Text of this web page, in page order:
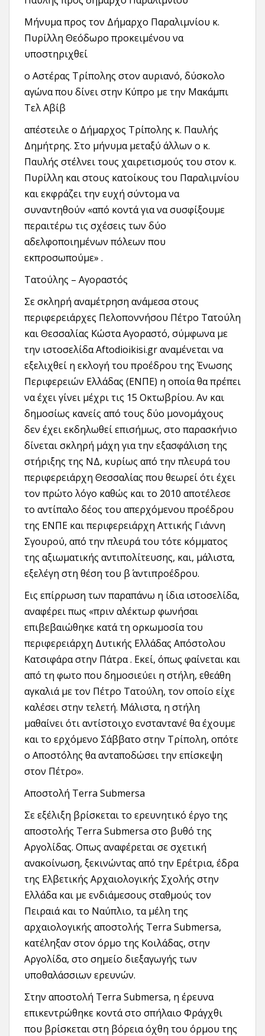
Μήνυμα προς τον Δήμαρχο Παραλιμνίου κ.
Πυρίλλη Θεόδωρο προκειμένου να
υποστηριχθεί
ο Αστέρας Τρίπολης στον αυριανό, δύσκολο
αγώνα που δίνει στην Κύπρο με την Μακάμπι
Τελ Αβίβ
απέστειλε ο Δήμαρχος Τρίπολης κ. Παυλής
Δημήτρης. Στο μήνυμα μεταξύ άλλων ο κ.
Παυλής στέλνει τους χαιρετισμούς του στον κ.
Πυρίλλη και στους κατοίκους του Παραλιμνίου
και εκφράζει την ευχή σύντομα να
συναντηθούν «από κοντά για να συσφίξουμε
περαιτέρω τις σχέσεις των δύο
αδελφοποιημένων πόλεων που
εκπροσωπούμε» .
Τατούλης – Αγοραστός
Σε σκληρή αναμέτρηση ανάμεσα στους
περιφερειάρχες Πελοποννήσου Πέτρο Τατούλη
και Θεσσαλίας Κώστα Αγοραστό, σύμφωνα με
την ιστοσελίδα Αftodioikisi.gr αναμένεται να
εξελιχθεί η εκλογή του προέδρου της Ένωσης
Περιφερειών Ελλάδας (ΕΝΠΕ) η οποία θα πρέπει
να έχει γίνει μέχρι τις 15 Οκτωβρίου. Αν και
δημοσίως κανείς από τους δύο μονομάχους
δεν έχει εκδηλωθεί επισήμως, στο παρασκήνιο
δίνεται σκληρή μάχη για την εξασφάλιση της
στήριξης της ΝΔ, κυρίως από την πλευρά του
περιφερειάρχη Θεσσαλίας που θεωρεί ότι έχει
τον πρώτο λόγο καθώς και το 2010 αποτέλεσε
το αντίπαλο δέος του απερχόμενου προέδρου
της ΕΝΠΕ και περιφερειάρχη Αττικής Γιάννη
Σγουρού, από την πλευρά του τότε κόμματος
της αξιωματικής αντιπολίτευσης, και, μάλιστα,
εξελέγη στη θέση του β΄ αντιπροέδρου.
Εις επίρρωση των παραπάνω η ίδια ιστοσελίδα,
αναφέρει πως «πριν αλέκτωρ φωνήσαι
επιβεβαιώθηκε κατά τη ορκωμοσία του
περιφερειάρχη Δυτικής Ελλάδας Απόστολου
Κατσιφάρα στην Πάτρα . Εκεί, όπως φαίνεται και
από τη φωτο που δημοσιεύει η στήλη, εθεάθη
αγκαλιά με τον Πέτρο Τατούλη, τον οποίο είχε
καλέσει στην τελετή. Μάλιστα, η στήλη
μαθαίνει ότι αντίστοιχο ενσταντανέ θα έχουμε
και το ερχόμενο Σάββατο στην Τρίπολη, οπότε
ο Αποστόλης θα ανταποδώσει την επίσκεψη
στον Πέτρο».
Αποστολή Terra Submersa
Σε εξέλιξη βρίσκεται το ερευνητικό έργο της
αποστολής Terra Submersa στο βυθό της
Αργολίδας. Οπως αναφέρεται σε σχετική
ανακοίνωση, ξεκινώντας από την Ερέτρια, έδρα
της Ελβετικής Αρχαιολογικής Σχολής στην
Ελλάδα και με ενδιάμεσους σταθμούς τον
Πειραιά και το Ναύπλιο, τα μέλη της
αρχαιολογικής αποστολής Terra Submersa,
κατέληξαν στον όρμο της Κοιλάδας, στην
Αργολίδα, στο σημείο διεξαγωγής των
υποθαλάσσιων ερευνών.
Στην αποστολή Terra Submersa, η έρευνα
επικεντρώθηκε κοντά στο σπήλαιο Φράγχθι
που βρίσκεται στη βόρεια όχθη του όρμου της